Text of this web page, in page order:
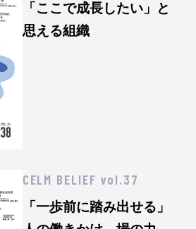
「ここで成長したい」と
思える組織
CELM BELIEF vol.37
「一歩前に踏み出せる」